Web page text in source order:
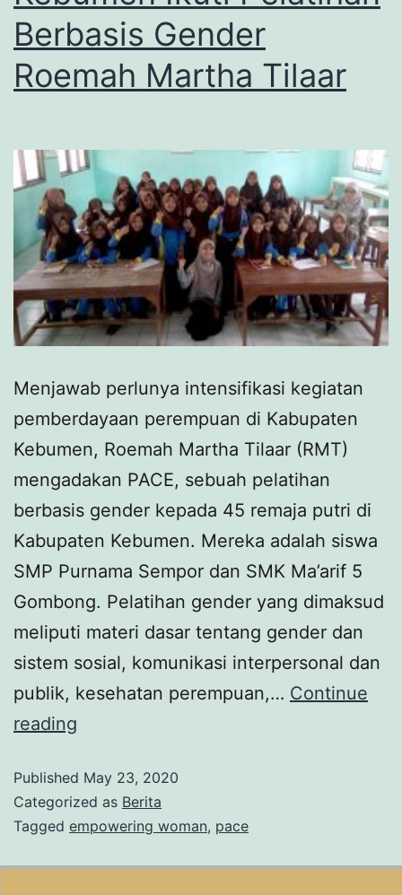
Berbasis Gender
Roemah Martha Tilaar
Menjawab perlunya intensifikasi kegiatan
pemberdayaan perempuan di Kabupaten
Kebumen, Roemah Martha Tilaar (RMT)
mengadakan PACE, sebuah pelatihan
berbasis gender kepada 45 remaja putri di
Kabupaten Kebumen. Mereka adalah siswa
SMP Purnama Sempor dan SMK Ma’arif 5
Gombong. Pelatihan gender yang dimaksud
meliputi materi dasar tentang gender dan
sistem sosial, komunikasi interpersonal dan
publik, kesehatan perempuan,… Continue
reading
Published May 23, 2020
Categorized as Berita
Tagged empowering woman, pace